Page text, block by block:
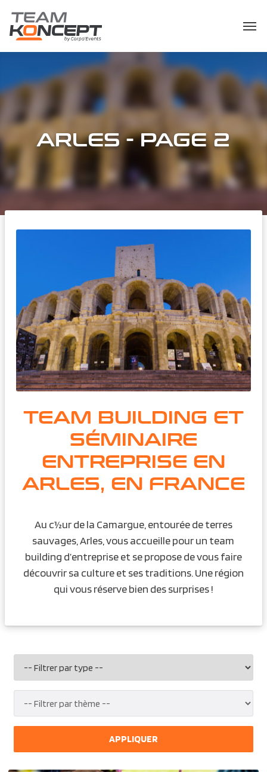
ARLES - PAGE 2
TEAM BUILDING ET
SÉMINAIRE
ENTREPRISE EN
ARLES, EN FRANCE
Au c½ur de la Camargue, entourée de terres
sauvages, Arles, vous accueille pour un team
building d’entreprise et se propose de vous faire
découvrir sa culture et ses traditions. Une région
qui vous réserve bien des surprises !
APPLIQUER